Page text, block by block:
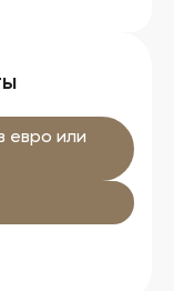
евро или